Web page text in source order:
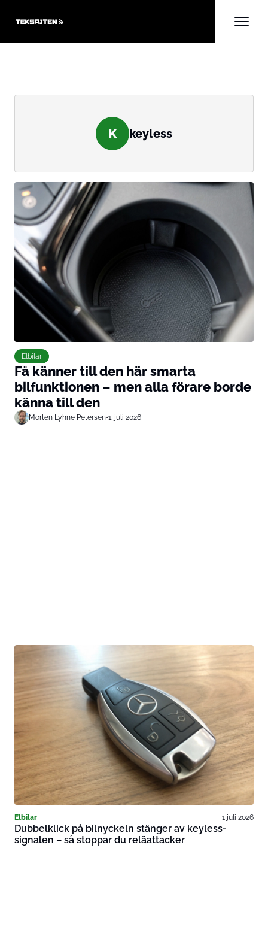
K keyless
Elbilar
Få känner till den här smarta
bilfunktionen – men alla förare borde
känna till den
Morten Lyhne Petersen•1. juli 2026
Elbilar 1 juli 2026
Dubbelklick på bilnyckeln stänger av keyless-
signalen – så stoppar du reläattacker